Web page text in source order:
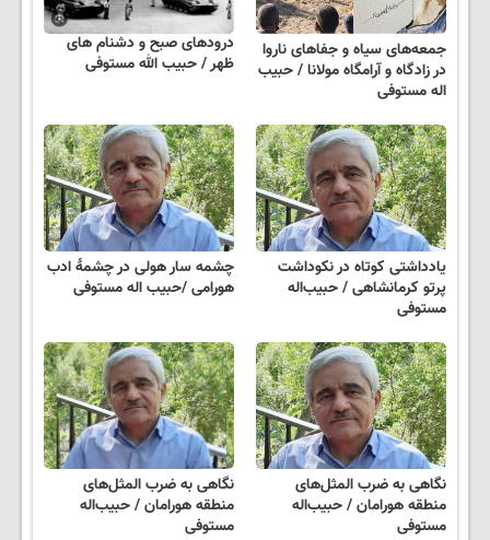
جمعه‌های سیاه و جفاهای ناروا
در زادگاه و آرامگاه مولانا / حبیب
اله مستوفی
درودهای صبح و دشنام های
ظهر / حبیب الله مستوفی
یادداشتی کوتاه در نکوداشت
پرتو کرمانشاهی / حبیب‌اله
مستوفی
چشمه سار هولی در چشمۀ ادب
هورامی /حبیب اله مستوفی
نگاهی به ضرب المثل‌های
منطقه هورامان / حبیب‌اله
مستوفی
نگاهی به ضرب المثل‌های
منطقه هورامان / حبیب‌اله
مستوفی